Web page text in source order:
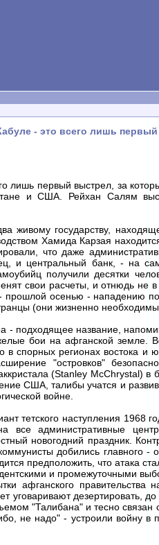
- это всего лишь
лишь первый выстрел, за
и США. Рейхан Салям
живому государству,
Хамида Карзая
что даже
и центральный банк, - на
получили десятки
свои расчеты, и отнюдь не
прошлой осенью - нападению
(они жизненно необходимы
- подходящее название,
бои на афганской земле.
в спорных регионах востока
"островков"
(Stanley McChrystal) в
США, талибы учатся и
войне.
тетского наступления 1968
все административные
новогодний праздник.
добились главного -
предположить, что атака
и промежуточными
афганского правительства
уговаривают дезертировать,
"Талибана" и тесно
не надо" - устроили войну в